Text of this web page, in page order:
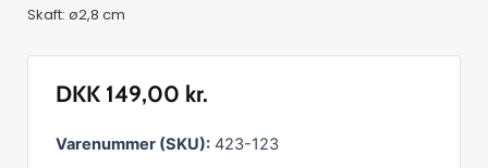
Skaft: ø2,8 cm
DKK 149,00 kr.
Varenummer (SKU):423-123
Haverive